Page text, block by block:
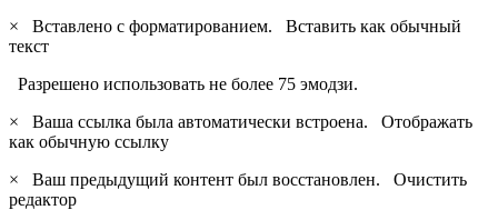
×
Вставлено с форматированием. Вставить как обычный
текст
Разрешено использовать не более 75 эмодзи.
×
Ваша ссылка была автоматически встроена. Отображать
как обычную ссылку
×
Ваш предыдущий контент был восстановлен. Очистить
редактор